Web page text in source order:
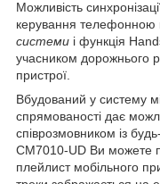
Можливість
керування телефонною
системи і функція
учасником дорожнього
пристрої.
Вбудований у систему
спрямованості дає
співрозмовником із
CM7010-UD Ви можете
плейлист мобільного